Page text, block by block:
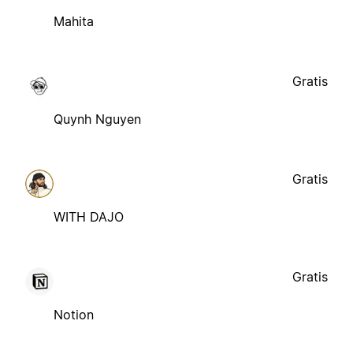
Mahita
Quynh Nguyen
Gratis
WITH DAJO
Gratis
Notion
Gratis